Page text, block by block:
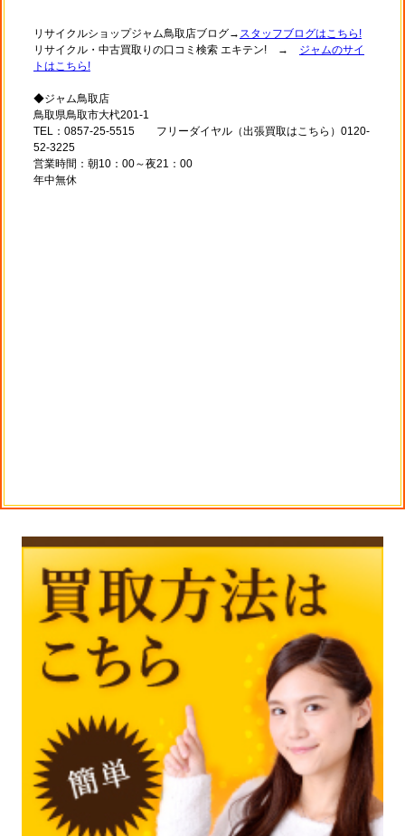
リサイクルショップジャム鳥取店ブログ→ スタッフブログはこちら!
リサイクル・中古買取りの口コミ検索 エキテン! → ジャムのサイ
トはこちら!
◆ジャム鳥取店
鳥取県鳥取市大杙201-1
TEL：0857-25-5515 フリーダイヤル（出張買取はこちら）0120-
52-3225
営業時間：朝10：00～夜21：00
年中無休